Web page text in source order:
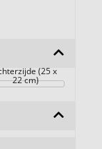
(25 x
22 cm)